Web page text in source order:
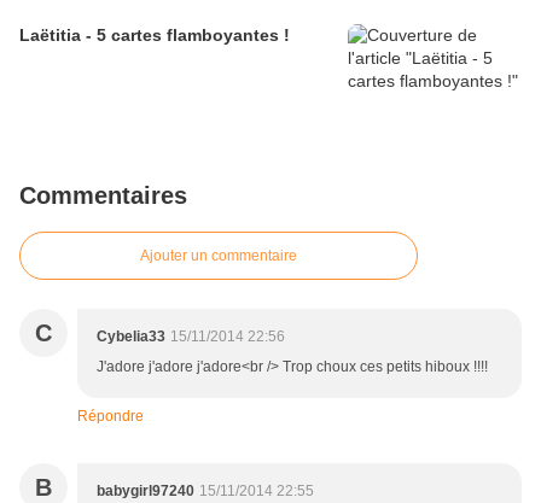
Laëtitia - 5 cartes flamboyantes !
Commentaires
Ajouter un commentaire
C Cybelia33 15/11/2014 22:56
J'adore j'adore j'adore<br /> Trop choux ces petits hiboux !!!!
Répondre
B babygirl97240 15/11/2014 22:55